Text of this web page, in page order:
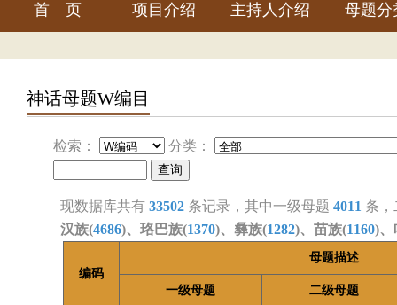
首 页 项目介绍 主持人介绍 母题分
神话母题W编目
检索： 分类：
现数据库共有 33502 条记录，其中一级母题 4011 条
汉族(4686)、珞巴族(1370)、彝族(1282)、苗族(1160)、
编码
母题描述
一级母题 二级母题